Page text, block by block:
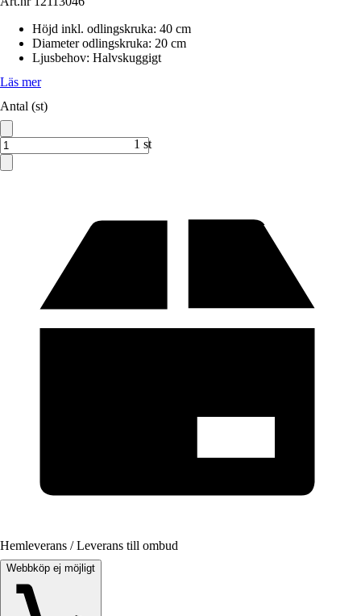
Höjd inkl. odlingskruka: 40 cm
Diameter odlingskruka: 20 cm
Ljusbehov: Halvskuggigt
Läs mer
Antal (st)
1 st
Hemleverans / Leverans till ombud
Webbköp ej möjligt